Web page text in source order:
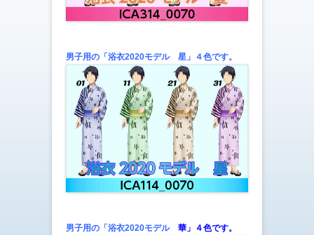
男子用の「浴衣2020モデル 星 」４色です。
男子用の「浴衣2020モデル 華」４色です。